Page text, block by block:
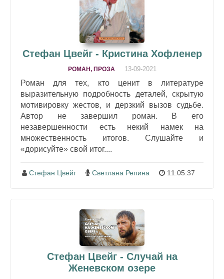
Стефан Цвейг - Кристина Хофленер
РОМАН, ПРОЗА 13-09-2021
Роман для тех, кто ценит в литературе
выразительную подробность деталей, скрытую
мотивировку жестов, и дерзкий вызов судьбе.
Автор не завершил роман. В его
незавершенности есть некий намек на
множественность итогов. Слушайте и
«дорисуйте» свой итог....
Стефан Цвейг Светлана Репина 11:05:37
Стефан Цвейг - Случай на
Женевском озере